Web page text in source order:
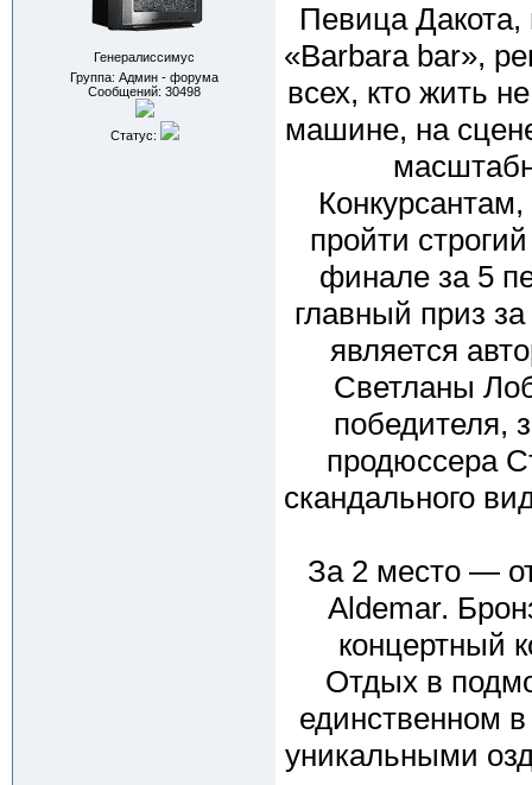
Генералиссимус
Группа: Админ - форума
Сообщений: 30498
Статус:
Певица Дакота,
«Barbara bar»,
всех, кто жить
машине, на
пройти
финале за 5
главный приз
является
Светланы
победителя,
продюссера
скандального
За 2 место —
Aldemar.
концертный
Отдых в
единственном
уникальными